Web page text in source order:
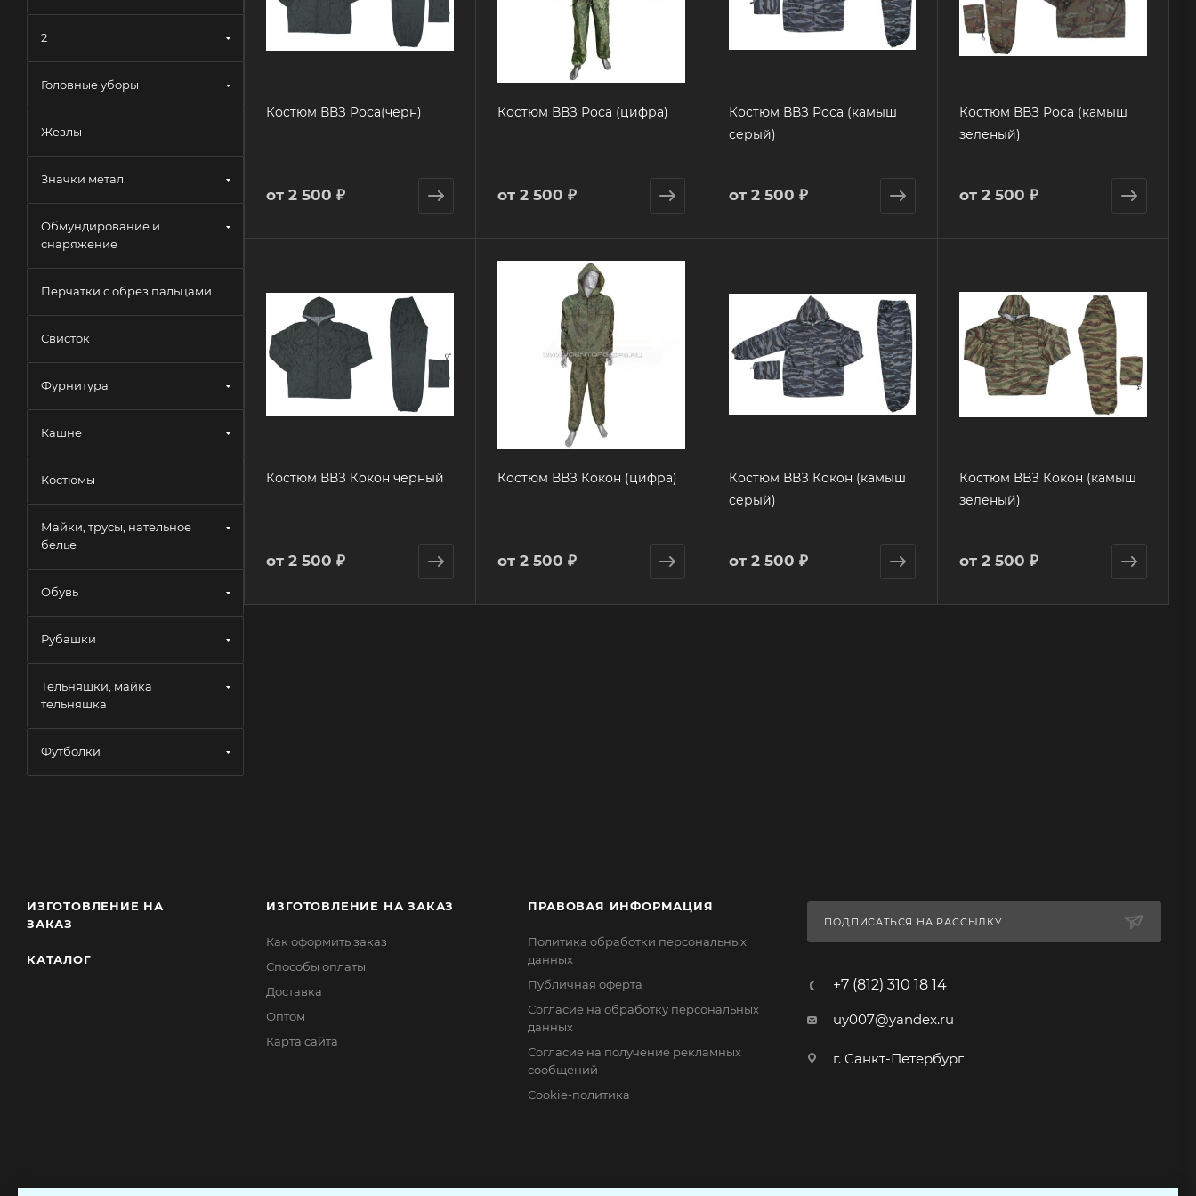
Костюм ВВЗ Роса(черн)
от 2 500 ₽
Костюм ВВЗ Роса (цифра)
от 2 500 ₽
Костюм ВВЗ Роса (камыш
серый)
от 2 500 ₽
Костюм ВВЗ Роса (камыш
зеленый)
от2 500 ₽
Костюм ВВЗ Кокон черный
от 2 500 ₽
Костюм ВВЗ Кокон (цифра)
от 2 500 ₽
Костюм ВВЗ Кокон (камыш
серый)
от 2 500 ₽
Костюм ВВЗ Кокон (камыш
зеленый)
от2 500 ₽
2
Головные уборы
Жезлы
Значки метал.
Обмундирование и
снаряжение
Перчатки с обрез.пальцами
Свисток
Фурнитура
Кашне
Костюмы
Майки, трусы, нательное
белье
Обувь
Рубашки
Тельняшки, майка
тельняшка
Футболки
ИЗГОТОВЛЕНИЕ НА
ЗАКАЗ
КАТАЛОГ
ИЗГОТОВЛЕНИЕ НА ЗАКАЗ
Как оформить заказ
Способы оплаты
Доставка
Оптом
Карта сайта
ПРАВОВАЯ ИНФОРМАЦИЯ
Политика обработки персональных
данных
Публичная оферта
Согласие на обработку персональных
данных
Согласие на получение рекламных
сообщений
Cookie-политика
ПОДПИСАТЬСЯ НА РАССЫЛКУ
+7 (812) 310 18 14
uy007@yandex.ru
г. Санкт-Петербург